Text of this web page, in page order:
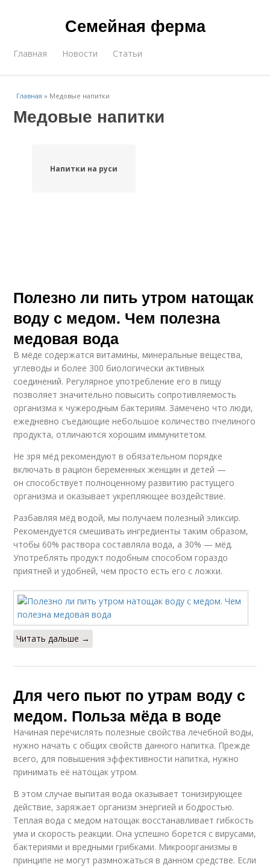
Семейная ферма
Главная Новости Статьи
Главная » Медовые напитки
Медовые напитки
Напитки на руси
Полезно ли пить утром натощак
воду с медом. Чем полезна
медовая вода
В мёде содержатся витамины, минеральные вещества,
углеводы и более 300 биологически активных
соединений. Регулярное употребление его в пищу
позволяет значительно повысить сопротивляемость
организма к чужеродным бактериям. Замечено что люди,
ежедневно съедающие небольшое количество пчелиного
продукта, отличаются хорошим иммунитетом.
Не зря мёд рекомендуют в обязательном порядке
включать в рацион беременных женщин и детей —
он способствует полноценному развитию растущего
организма и оказывает укрепляющее воздействие.
Разбавляя мёд водой, мы получаем полезный эликсир.
Рекомендуется смешивать ингредиенты таким образом,
чтобы 60% раствора составляла вода, а 30% — мёд.
Употреблять продукт подобным способом гораздо
приятней и удобней, чем просто есть его с ложки.
Читать дальше →
Для чего пьют по утрам воду с
медом. Польза мёда в воде
Начиная перечислять полезные свойства лечебной воды,
нужно начать с общих свойств данного напитка. Прежде
всего, для повышения эффективности напитка, нужно
принимать её натощак утром.
В этом случае выпитая вода оказывает тонизирующее
действие, заряжает организм энергией и бодростью.
Теплая вода с медом натощак восстанавливает гибкость
ума и скорость реакции. Она успешно борется с вирусами,
бактериями и вредными грибками. Микроорганизмы в
принципе не могут размножаться в данном средстве. Если